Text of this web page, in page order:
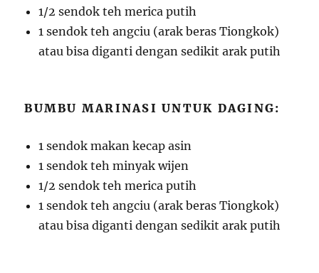
1/2 sendok teh merica putih
1 sendok teh angciu (arak beras Tiongkok)
atau bisa diganti dengan sedikit arak putih
BUMBU MARINASI UNTUK DAGING:
1 sendok makan kecap asin
1 sendok teh minyak wijen
1/2 sendok teh merica putih
1 sendok teh angciu (arak beras Tiongkok)
atau bisa diganti dengan sedikit arak putih